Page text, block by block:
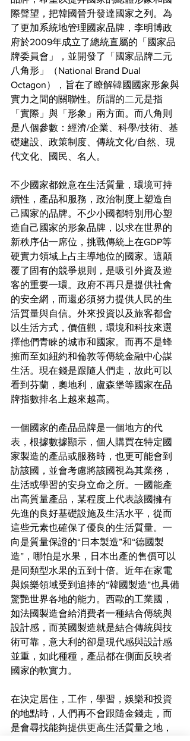
際聲望，把韓國晉升發達國家之列。為
了更加系統地管理國家品牌，李明博政
府於2009年成立了總統直屬的「國家品
牌委員會」，並開發了「國家品牌二元
八角形」（National Brand Dual
Octagon），旨在了瞭解韓國國家形象與
實力之間的關聯性。所謂的二元是指
「實際」與「形象」兩方面。而八角則
是八個參數：經濟/企業、科學/技術、基
礎建設、政策制度、傳統文化/自然、現
代文化、國民、名人。
不少國家都銳意在生活質量，環境可持
續性，產品和服務，政治制度上塑造自
己國家的品牌。不少小國都特別用心塑
造自己國家的形象品牌，以求在世界的
新秩序佔一席位，挑戰傳統上在GDP等
硬實力領域上占主導地位的國家。這顛
覆了固有的競爭規則，是吸引外資及遊
客的重要一環。政府不再只是提供社會
的安全網，而還必須努力提供人民的生
活質量與自信。外來投資以及旅客都會
以生活方式，價值觀，環境和科技來選
擇他們青睞的城市和國家。而再不是蜂
擁而至如紐約和倫敦等傳統金融中心謀
生活。現在錢是跟隨人們走，故此可以
看到芬蘭，奧地利，盧森堡等國家在品
牌指數排名上越來越高。
一個國家的產品品牌是一個地方的代
表，根據數據顯示，個人購買在特定國
家製造的產品或服務時，也更可能會到
訪該國，並會考慮將該國視為其業務，
生活或學習的安身立命之所。一國能產
出高質量產品，某程度上代表該國擁有
先進的良好基礎設施及生活水平，從而
這些元素也確保了優良的生活質量。一
向是質量保證的“日本製造”和“德國製
造”，哪怕是水果，日本出產的售價可以
是同類型水果的五到十倍。近年在家電
與娛樂領域受到追捧的“韓國製造”也具備
驚艷世界各地的能力。西歐的工業國，
如法國製造會給消費者一種結合傳統與
設計感，而英國製造就是結合傳統與技
術可靠，意大利的卻是現代感與設計感
並重，如此種種，產品都在側面反映者
國家的軟實力。
在決定居住，工作，學習，娛樂和投資
的地點時，人們再不會跟隨金錢走，而
是會尋找能夠提供更高生活質量之地，